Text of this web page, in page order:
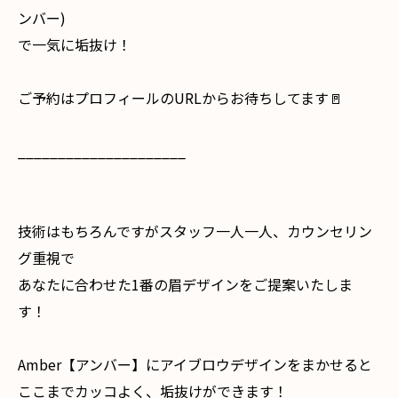
ンバー)
で一気に垢抜け！
ご予約はプロフィールのURLからお待ちしてます🚪
技術はもちろんですがスタッフ一人一人、カウンセリン
グ重視で
あなたに合わせた1番の眉デザインをご提案いたしま
す！
Amber【アンバー】にアイブロウデザインをまかせると
ここまでカッコよく、垢抜けができます！